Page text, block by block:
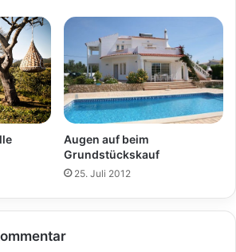
Augen auf beim
Grundstückskauf
25. Juli 2012